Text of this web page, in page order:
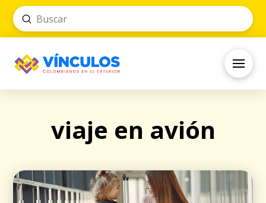
Search
Submit
viaje en avión